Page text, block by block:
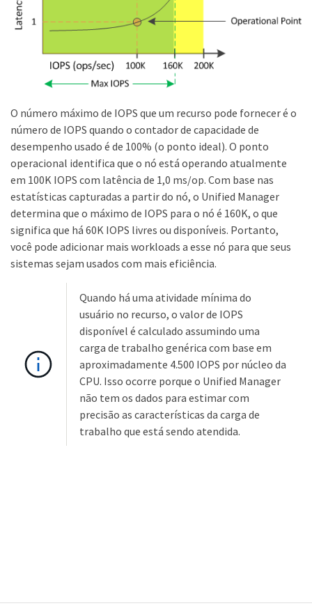
O número máximo de IOPS que um recurso pode fornecer é o
número de IOPS quando o contador de capacidade de
desempenho usado é de 100% (o ponto ideal). O ponto
operacional identifica que o nó está operando atualmente
em 100K IOPS com latência de 1,0 ms/op. Com base nas
estatísticas capturadas a partir do nó, o Unified Manager
determina que o máximo de IOPS para o nó é 160K, o que
significa que há 60K IOPS livres ou disponíveis. Portanto,
você pode adicionar mais workloads a esse nó para que seus
sistemas sejam usados com mais eficiência.
Quando há uma atividade mínima do
usuário no recurso, o valor de IOPS
disponível é calculado assumindo uma
carga de trabalho genérica com base em
aproximadamente 4.500 IOPS por núcleo da
CPU. Isso ocorre porque o Unified Manager
não tem os dados para estimar com
precisão as características da carga de
trabalho que está sendo atendida.